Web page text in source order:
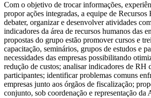
Com o objetivo de trocar informações,
propor ações integradas, a equipe de Recursos
debater, organizar e desenvolver atividades
indicadores da área de recursos humanos das
propostas do grupo estão promover cursos e
capacitação, seminários, grupos de estudos e
necessidades das empresas possibilitando
redução de custos; analisar indicadores de RH
participantes; identificar problemas comuns
empresas junto aos órgãos de fiscalização;
conjunto, sob coordenação e representação da